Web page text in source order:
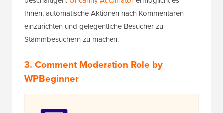
Ihnen, automatische Aktionen nach Kommentaren
einzurichten und gelegentliche Besucher zu
Stammbesuchern zu machen.
3. Comment Moderation Role by
WPBeginner